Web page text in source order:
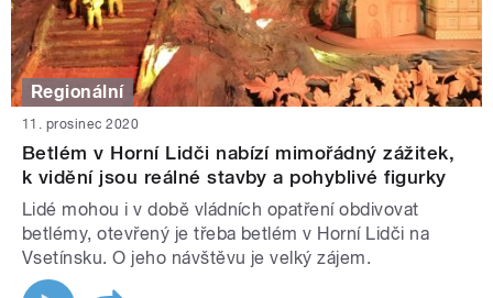
Regionální
11. prosinec 2020
Betlém v Horní Lidči nabízí mimořádný zážitek,
k vidění jsou reálné stavby a pohyblivé figurky
Lidé mohou i v době vládních opatření obdivovat
betlémy, otevřený je třeba betlém v Horní Lidči na
Vsetínsku. O jeho návštěvu je velký zájem.